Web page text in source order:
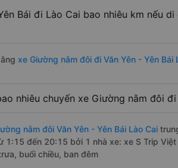
Bái đi Lào Cai bao nhiêu km nếu
xe Giường nằm đôi đi Văn Yên - Yên Bái
nhiêu chuyến xe Giường nằm đôi đi
nằm đôi Văn Yên - Yên Bái Lào Cai
1:15 đến 20:15 bởi 1 nhà xe: xe S Trip
buổi chiều, ban đêm